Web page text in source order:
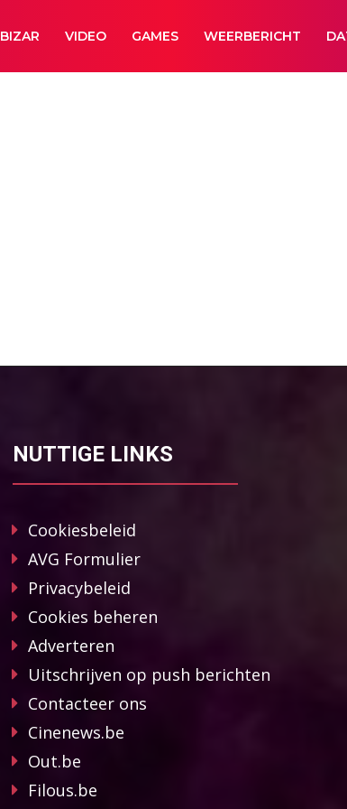
BIZAR VIDEO GAMES WEERBERICHT
NUTTIGE LINKS
Cookiesbeleid
AVG Formulier
Privacybeleid
Cookies beheren
Adverteren
Uitschrijven op push berichten
Contacteer ons
Cinenews.be
Out.be
Filous.be